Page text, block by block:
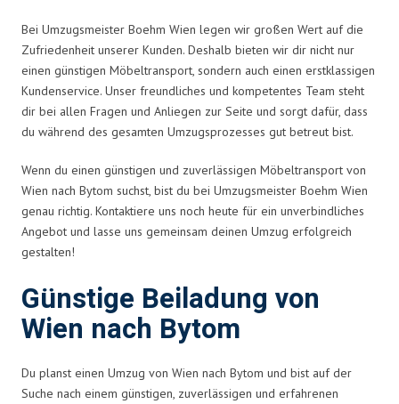
Bei Umzugsmeister Boehm Wien legen wir großen Wert auf die
Zufriedenheit unserer Kunden. Deshalb bieten wir dir nicht nur
einen günstigen Möbeltransport, sondern auch einen erstklassigen
Kundenservice. Unser freundliches und kompetentes Team steht
dir bei allen Fragen und Anliegen zur Seite und sorgt dafür, dass
du während des gesamten Umzugsprozesses gut betreut bist.
Wenn du einen günstigen und zuverlässigen Möbeltransport von
Wien nach Bytom suchst, bist du bei Umzugsmeister Boehm Wien
genau richtig. Kontaktiere uns noch heute für ein unverbindliches
Angebot und lasse uns gemeinsam deinen Umzug erfolgreich
gestalten!
Günstige Beiladung von
Wien nach Bytom
Du planst einen Umzug von Wien nach Bytom und bist auf der
Suche nach einem günstigen, zuverlässigen und erfahrenen